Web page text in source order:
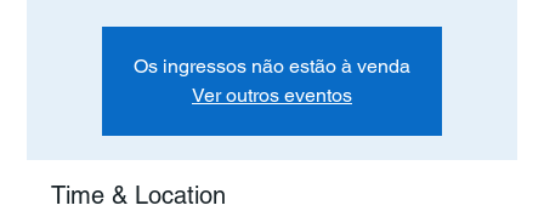
Os ingressos não estão à venda
Ver outros eventos
Time & Location